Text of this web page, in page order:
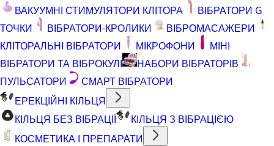
ВАКУУМНІ СТИМУЛЯТОРИ КЛІТОРА
ВІБРАТОРИ G
ТОЧКИ
ВІБРАТОРИ-КРОЛИКИ
ВІБРОМАСАЖЕРИ
КЛІТОРАЛЬНІ ВІБРАТОРИ
МІКРОФОНИ
МІНІ
ВІБРАТОРИ ТА ВІБРОКУЛІ
НАБОРИ ВІБРАТОРІВ
ПУЛЬСАТОРИ
СМАРТ ВІБРАТОРИ
ЕРЕКЦІЙНІ КІЛЬЦЯ
КІЛЬЦЯ БЕЗ ВІБРАЦІЇ
КІЛЬЦЯ З ВІБРАЦІЄЮ
КОСМЕТИКА І ПРЕПАРАТИ